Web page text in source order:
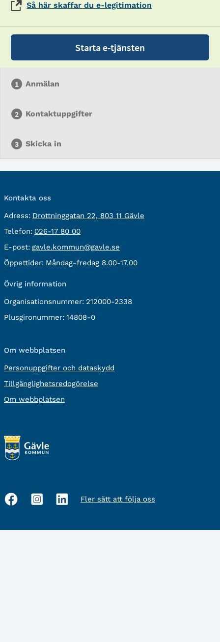
Så här skaffar du e-legitimation
Starta e-tjänsten
Anmälan
Kontaktuppgifter
Skicka in
Kontakta oss
Adress: besöksadress:
Drottninggatan 22, 803 11 Gävle
Telefon: Telefon:
026-17 80 00
E-post: E-
post:
gavle.kommun@gavle.se
Öppettider: Måndag-fredag 8.00-17.00
Övrig information
Organisationsnummer: 212000-2338
Plusgironummer: 14808-0
Om webbplatsen
Personuppgifter och dataskydd
Tillgänglighetsredogörelse
Om webbplatsen
Sociala
Fler sätt att följa oss